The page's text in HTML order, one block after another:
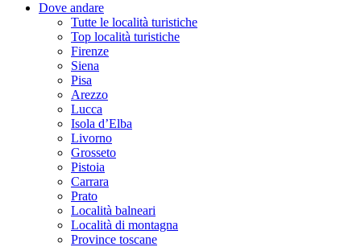
Dove andare
Tutte le località turistiche
Top località turistiche
Firenze
Siena
Pisa
Arezzo
Lucca
Isola d’Elba
Livorno
Grosseto
Pistoia
Carrara
Prato
Località balneari
Località di montagna
Province toscane